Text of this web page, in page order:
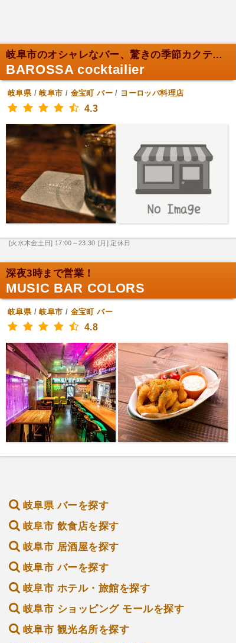
岐阜市のオシャレなバー、驚きの季節カクテル。
BAROSSA cocktailier
岐阜県/岐阜市 / 金宝町 バー / ヨーロッパ料理店
4.3
[火水木金土日] 17:00～23:30 [月] 定休日
深夜3時まで営業！
MUSIC BAR COLORS
岐阜県/岐阜市 / 金宝町 バー
4.8
岐阜県 バーを探す
岐阜市 飲食店を探す
岐阜市 居酒屋を探す
岐阜市 バーを探す
岐阜市 ホテル・旅館を探す
岐阜市 ショッピング モールを探す
岐阜市 観光名所を探す